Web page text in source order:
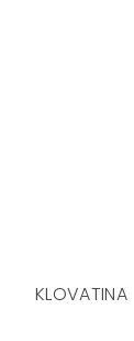
KLOVATINA